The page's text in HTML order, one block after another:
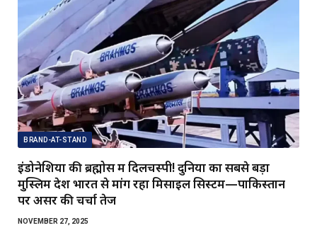
BRAND-AT-STAND
इंडोनेशिया की ब्रह्मोस में दिलचस्पी! दुनिया का सबसे बड़ा
मुस्लिम देश भारत से मांग रहा मिसाइल सिस्टम—पाकिस्तान
पर असर की चर्चा तेज
NOVEMBER 27, 2025